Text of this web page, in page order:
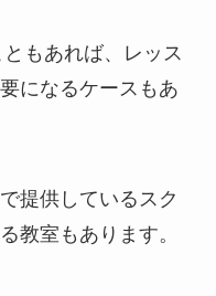
もあれば、レッス
になるケースもあ
提供しているスク
教室もあります。